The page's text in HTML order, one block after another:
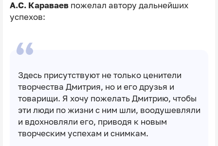
А.С. Караваевпожелал автору дальнейших
успехов:
Здесь присутствуют не только ценители
творчества Дмитрия, но и его друзья и
товарищи. Я хочу пожелать Дмитрию, чтобы
эти люди по жизни с ним шли, воодушевляли
и вдохновляли его, приводя к новым
творческим успехам и снимкам.